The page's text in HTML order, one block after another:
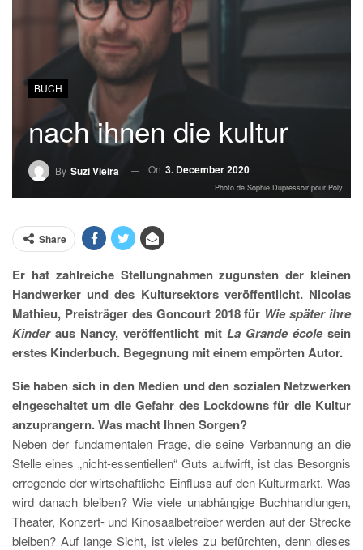
BUCH
nach ihnen die kultur
By Suzi Vieira On 3. December 2020
Photo de Sophie Dupressoir pour Poly
Share
Er hat zahlreiche Stellungnahmen zugunsten der kleinen
Handwerker und des Kultursektors veröffentlicht. Nicolas
Mathieu, Preisträger des Goncourt 2018 für Wie später ihre
Kinderaus Nancy, veröffentlicht mit La Grande écolesein
erstes Kinderbuch. Begegnung mit einem empörten Autor.
Sie haben sich in den Medien und den sozialen Netzwerken
eingeschaltet um die Gefahr des Lockdowns für die Kultur
anzuprangern. Was macht Ihnen Sorgen?
Neben der fundamentalen Frage, die seine Verbannung an die
Stelle eines „nicht-essentiellen“ Guts aufwirft, ist das Besorgnis
erregende der wirtschaftliche Einfluss auf den Kulturmarkt. Was
wird danach bleiben? Wie viele unabhängige Buchhandlungen,
Theater, Konzert- und Kinosaalbetreiber werden auf der Strecke
bleiben? Auf lange Sicht, ist vieles zu befürchten, denn dieses